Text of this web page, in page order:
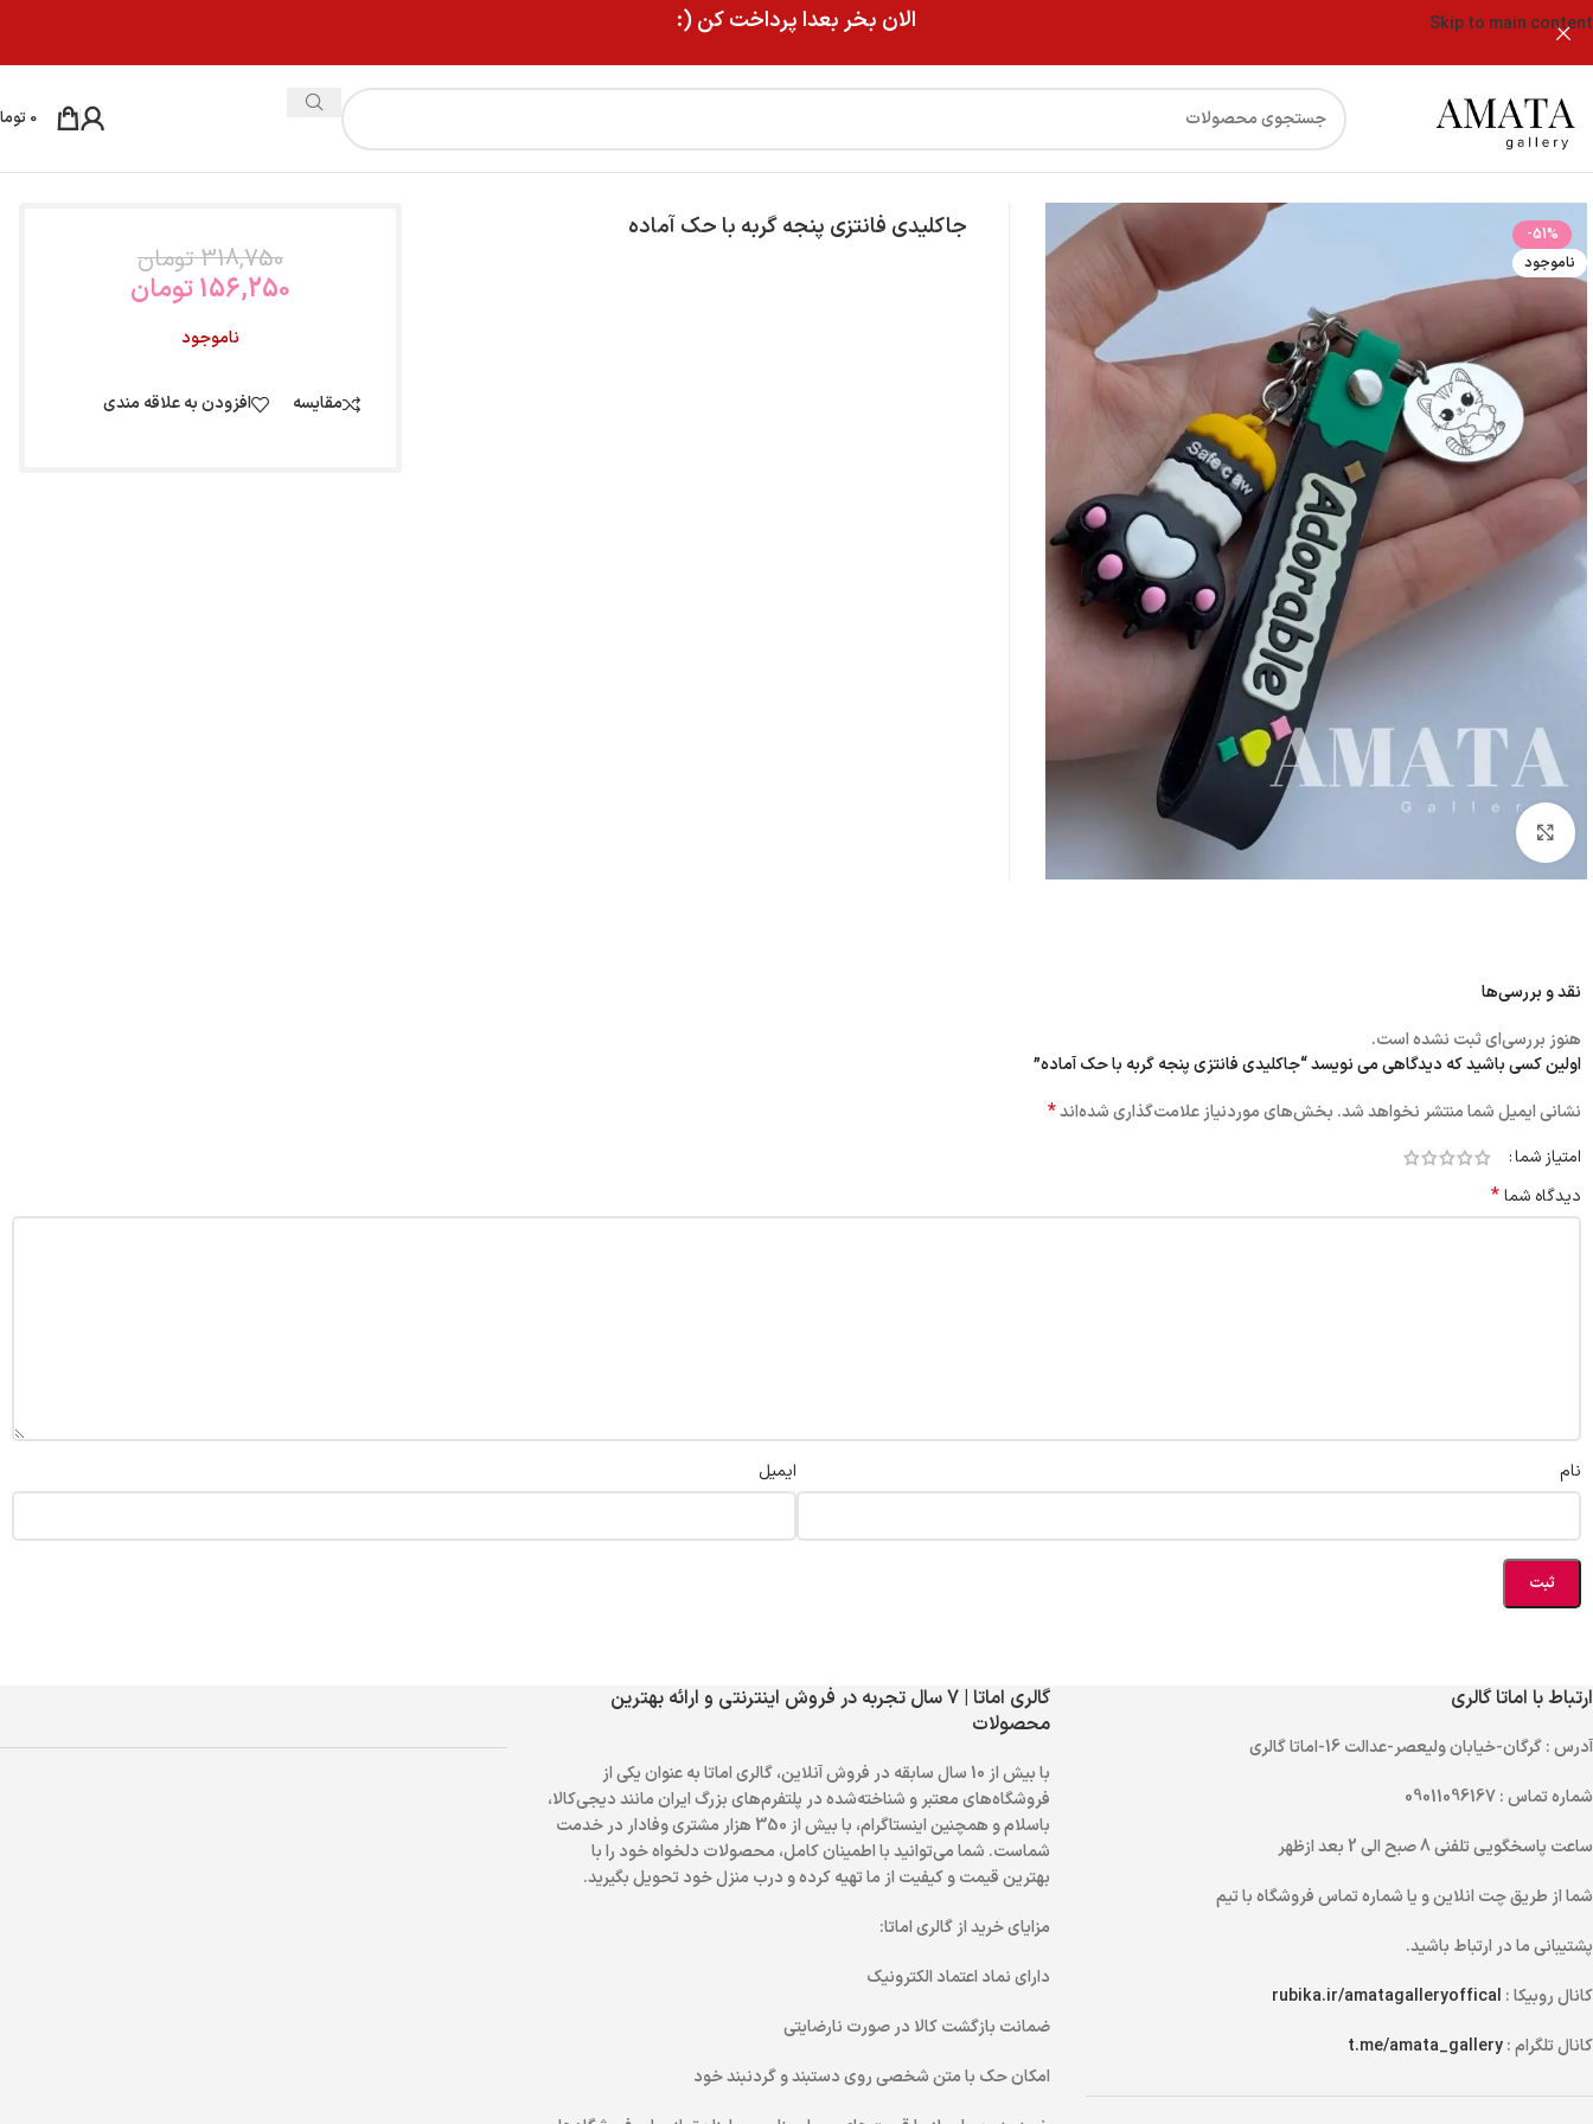
Skip to main content الان بخر بعدا پرداخت کن (:
0
-51%
ناموجود
جاکلیدی فانتزی پنجه گربه با حک آماده
318,750 تومان
156,250تومان
ناموجود
مقایسه افزودن به علاقه مندی
نقد و بررسی‌ها
هنوز بررسی‌ای ثبت نشده است.
اولین کسی باشید که دیدگاهی می نویسد “جاکلیدی فانتزی پنجه گربه با حک آماده”
نشانی ایمیل شما منتشر نخواهد شد. بخش‌های موردنیاز علامت‌گذاری شده‌اند*
امتیاز شما
دیدگاه شما*
نام ایمیل
ارتباط با اماتا گالری
آدرس: گرگان-خیابان ولیعصر-عدالت 16-اماتا گالری
شماره تماس: 09011096167
ساعت پاسخگویی تلفنی
شما از طریقچت انلاینو یاشماره تماسفروشگاه با تیم
پشتیبانی ما در ارتباط باشید.
کانال روبیکا : rubika.ir/amatagalleryoffical
کانال تلگرام :t.me/amata_gallery
گالری اماتا | 7 سال تجربه در فروش اینترنتی و ارائه بهترین
محصولات
با بیش از 10 سال سابقه در فروش آنلاین، گالری اماتا به عنوان یکی از
فروشگاه‌های معتبر و شناخته‌شده در پلتفرم‌های بزرگ ایران مانند دیجی‌کالا،
باسلام و همچنین اینستاگرام، با بیش از 350 هزار مشتری وفادار در خدمت
شماست. شما می‌توانید با اطمینان کامل، محصولات دلخواه خود را با
بهترین قیمت و کیفیت از ما تهیه کرده و درب منزل خود تحویل بگیرید.
مزایای خرید از گالری اماتا:
دارای نماد اعتماد الکترونیک
ضمانت بازگشت کالا در صورت نارضایتی
امکان حک با متن شخصی روی دستبند و گردنبند خود